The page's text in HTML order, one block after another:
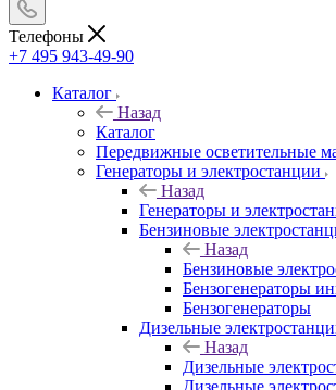
Телефоны
+7 495 943-49-90
Каталог
Назад
Каталог
Передвижные осветительные
Генераторы и электростанции
Назад
Генераторы и
Бензиновые
Назад
Бензиновые
Бензогенераторы
Бензогенераторы
Дизельные
Назад
Дизельные
Дизельные